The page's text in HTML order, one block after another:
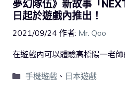
夢幻隊伍》新故事「
日起於遊戲內推出！
2021/09/24 作者: Mr. Qoo
在遊戲內可以體驗高橋陽一老師
手機遊戲、 日本遊戲